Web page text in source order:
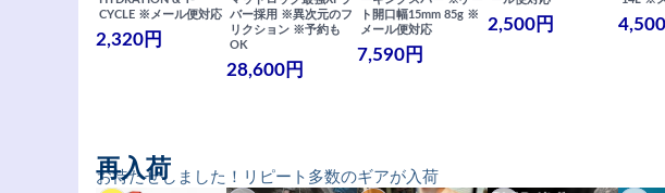
CYCLE ※メール便対応
2,320円
バー採用 ※異次元のフ
リクション ※予約も
OK
28,600円
ト開口幅15mm 85g ※
メール便対応
7,590円
2,500円
お待たせしました！リピート多数のギアが入荷
再入荷